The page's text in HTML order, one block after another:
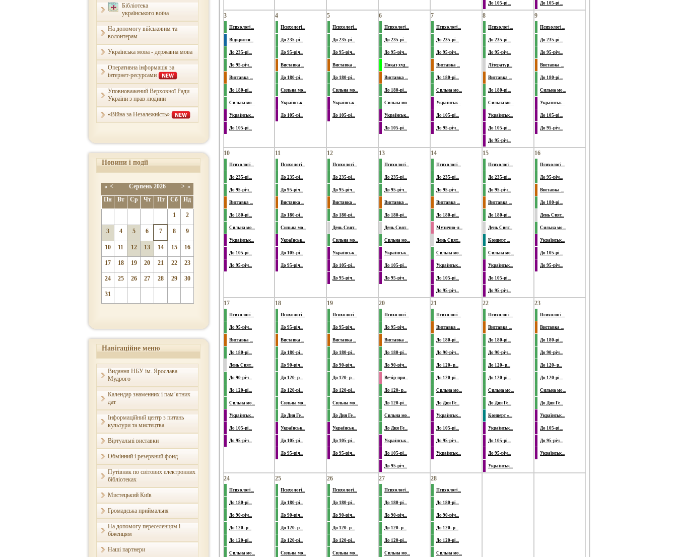
Бібліотека
українського воїна
На допомогу військовим та
волонтерам
Українська мова - державна мова
Оперативна інформація за
інтернет-ресурсами
Уповноважений Верховної Ради
України з прав людини
«Війна за Незалежність»
Новини і події
« < Серпень2026 > »
Пн
Вт Ср Чт Пт Сб Нд
1 2
3 4 5 6 7 8 9
10 11 12 13 14 15 16
17 18 19 20 21 22 23
24 25 26 27 28 29 30
31
Навігаційне меню
Видання НБУ ім. Ярослава
Мудрого
Календар знаменних і пам’ятних
дат
Інформаційний центр з питань
культури та мистецтва
Віртуальні виставки
Обмінний і резервний фонд
Путівник по світових електронних
бібліотеках
Мистецький Київ
Громадська приймальня
На допомогу переселенцям і
біженцям
Наші партнери
До 105-рі... До 105-рі...
3
Психологі...
Відкриття...
До 235-рі...
До 95-річ...
Виставка ...
До 180-рі...
Сильна мо...
Українськ...
До 105-рі...
4
Психологі...
До 235-рі...
До 95-річ...
Виставка ...
До 180-рі...
Сильна мо...
Українськ...
До 105-рі...
5
Психологі...
До 235-рі...
До 95-річ...
Виставка ...
До 180-рі...
Сильна мо...
Українськ...
До 105-рі...
6
Психологі...
До 235-рі...
До 95-річ...
Показ худ...
Виставка ...
До 180-рі...
Сильна мо...
Українськ...
До 105-рі...
7
Психологі...
До 235-рі...
До 95-річ...
Виставка ...
До 180-рі...
Сильна мо...
Українськ...
До 105-рі...
До 95-річ...
8
Психологі...
До 235-рі...
До 95-річ...
Літератур...
Виставка ...
До 180-рі...
Сильна мо...
Українськ...
До 105-рі...
До 95-річ...
9
Психологі...
До 235-рі...
До 95-річ...
Виставка ...
До 180-рі...
Сильна мо...
Українськ...
До 105-рі...
До 95-річ...
10
Психологі...
До 235-рі...
До 95-річ...
Виставка ...
До 180-рі...
Сильна мо...
Українськ...
До 105-рі...
До 95-річ...
11
Психологі...
До 235-рі...
До 95-річ...
Виставка ...
До 180-рі...
Сильна мо...
Українськ...
До 105-рі...
До 95-річ...
12
Психологі...
До 235-рі...
До 95-річ...
Виставка ...
До 180-рі...
День Свят...
Сильна мо...
Українськ...
До 105-рі...
До 95-річ...
13
Психологі...
До 235-рі...
До 95-річ...
Виставка ...
До 180-рі...
День Свят...
Сильна мо...
Українськ...
До 105-рі...
До 95-річ...
14
Психологі...
До 235-рі...
До 95-річ...
Виставка ...
До 180-рі...
Музично-л...
День Свят...
Сильна мо...
Українськ...
До 105-рі...
До 95-річ...
15
Психологі...
До 235-рі...
До 95-річ...
Виставка ...
До 180-рі...
День Свят...
Концерт ...
Сильна мо...
Українськ...
До 105-рі...
До 95-річ...
16
Психологі...
До 95-річ...
Виставка ...
До 180-рі...
День Свят...
Сильна мо...
Українськ...
До 105-рі...
До 95-річ...
17
Психологі...
До 95-річ...
Виставка ...
До 180-рі...
День Свят...
До 90-річ...
До 120-рі...
Сильна мо...
Українськ...
До 105-рі...
До 95-річ...
18
Психологі...
До 95-річ...
Виставка ...
До 180-рі...
До 90-річ...
До 120- р...
До 120-рі...
Сильна мо...
До Дня Ге...
Українськ...
До 105-рі...
До 95-річ...
19
Психологі...
До 95-річ...
Виставка ...
До 180-рі...
До 90-річ...
До 120- р...
До 120-рі...
Сильна мо...
До Дня Ге...
Українськ...
До 105-рі...
До 95-річ...
20
Психологі...
До 95-річ...
Виставка ...
До 180-рі...
До 90-річ...
Вечір-при...
До 120- р...
До 120-рі...
Сильна мо...
До Дня Ге...
Українськ...
До 105-рі...
До 95-річ...
21
Психологі...
Виставка ...
До 180-рі...
До 90-річ...
До 120- р...
До 120-рі...
Сильна мо...
До Дня Ге...
Українськ...
До 105-рі...
До 95-річ...
Українськ...
22
Психологі...
Виставка ...
До 180-рі...
До 90-річ...
До 120- р...
До 120-рі...
Сильна мо...
До Дня Ге...
Концерт «...
Українськ...
До 105-рі...
До 95-річ...
Українськ...
23
Психологі...
Виставка ...
До 180-рі...
До 90-річ...
До 120- р...
До 120-рі...
Сильна мо...
До Дня Ге...
Українськ...
До 105-рі...
До 95-річ...
Українськ...
24
Психологі...
До 180-рі...
До 90-річ...
До 120- р...
До 120-рі...
Сильна мо...
25
Психологі...
До 180-рі...
До 90-річ...
До 120- р...
До 120-рі...
Сильна мо...
26
Психологі...
До 180-рі...
До 90-річ...
До 120- р...
До 120-рі...
Сильна мо...
27
Психологі...
До 180-рі...
До 90-річ...
До 120- р...
До 120-рі...
Сильна мо...
28
Психологі...
До 180-рі...
До 90-річ...
До 120- р...
До 120-рі...
Сильна мо...